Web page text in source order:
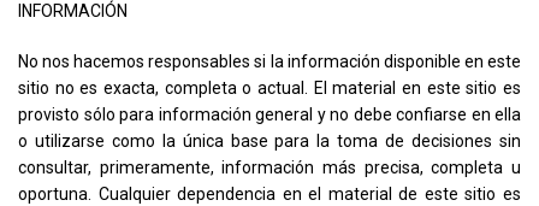
INFORMACIÓN
No nos hacemos responsables si la información disponible en este
sitio no es exacta, completa o actual. El material en este sitio es
provisto sólo para información general y no debe confiarse en ella
o utilizarse como la única base para la toma de decisiones sin
consultar, primeramente, información más precisa, completa u
oportuna. Cualquier dependencia en el material de este sitio es